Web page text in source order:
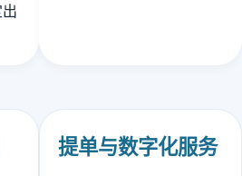
提单与数字化服务